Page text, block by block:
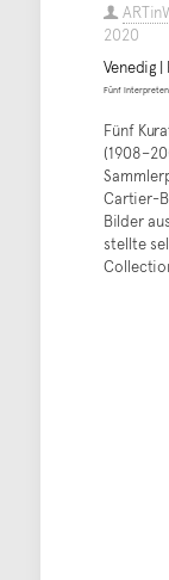
2020
Venedig
Fünf
Fünf
Cartier-
Bilder
stellte